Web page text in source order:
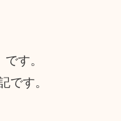
です。
です。